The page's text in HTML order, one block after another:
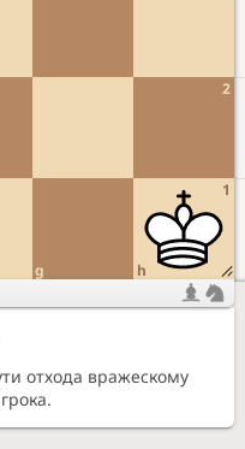
1
2
g h
отхода вражескому